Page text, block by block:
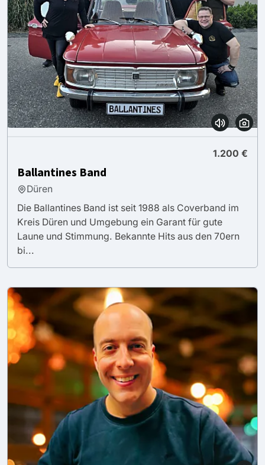
1.200 €
Ballantines Band
Düren
Die Ballantines Band ist seit 1988 als Coverband im
Kreis Düren und Umgebung ein Garant für gute
Laune und Stimmung. Bekannte Hits aus den 70ern
bi...